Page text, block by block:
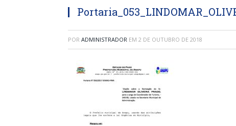
POR ADMINISTRADOR EM 2 DE OUTUBRO DE 2018